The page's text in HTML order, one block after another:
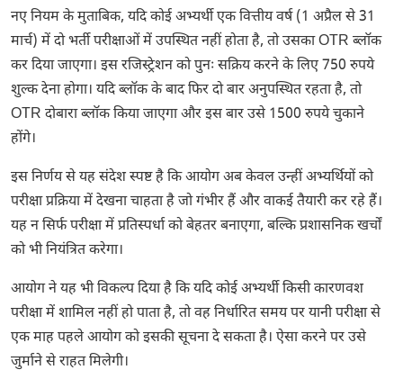
नए नियम के मुताबिक, यदि कोई अभ्यर्थी एक वित्तीय वर्ष (1 अप्रैल से 31
मार्च) में दो भर्ती परीक्षाओं में उपस्थित नहीं होता है, तो उसका OTR ब्लॉक
कर दिया जाएगा। इस रजिस्ट्रेशन को पुनः सक्रिय करने के लिए 750 रुपये
शुल्क देना होगा। यदि ब्लॉक के बाद फिर दो बार अनुपस्थित रहता है, तो
OTR दोबारा ब्लॉक किया जाएगा और इस बार उसे 1500 रुपये चुकाने
होंगे।
इस निर्णय से यह संदेश स्पष्ट है कि आयोग अब केवल उन्हीं अभ्यर्थियों को
परीक्षा प्रक्रिया में देखना चाहता है जो गंभीर हैं और वाकई तैयारी कर रहे हैं।
यह न सिर्फ परीक्षा में प्रतिस्पर्धा को बेहतर बनाएगा, बल्कि प्रशासनिक खर्चों
को भी नियंत्रित करेगा।
आयोग ने यह भी विकल्प दिया है कि यदि कोई अभ्यर्थी किसी कारणवश
परीक्षा में शामिल नहीं हो पाता है, तो वह निर्धारित समय पर यानी परीक्षा से
एक माह पहले आयोग को इसकी सूचना दे सकता है। ऐसा करने पर उसे
जुर्माने से राहत मिलेगी।